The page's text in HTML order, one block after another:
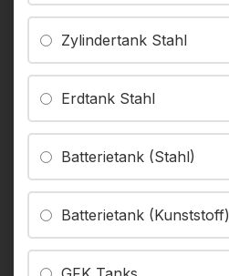
Zylindertank Stahl
Erdtank Stahl
Batterietank (Stahl)
Batterietank (Kunststoff)